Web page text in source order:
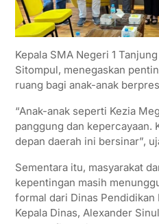
Kepala SMA Negeri 1
Sitompul, menegaskan
ruang bagi anak-anak
“Anak-anak seperti Kezia
panggung dan kepercayaan.
depan daerah ini bersinar”,
Sementara itu, masyarakat
kepentingan masih
formal dari Dinas
Kepala Dinas, Alexander